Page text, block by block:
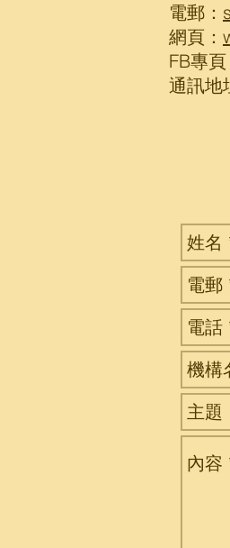
電郵：
網頁：
FB專頁
通訊地